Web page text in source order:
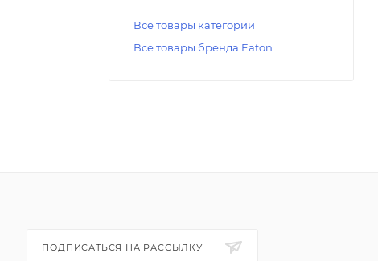
Все товары категории
Все товары бренда Eaton
ПОДПИСАТЬСЯ НА РАССЫЛКУ